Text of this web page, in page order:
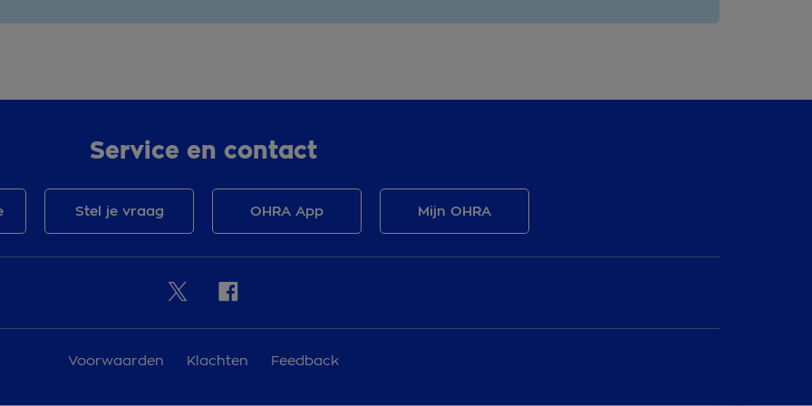
Service en contact
Stel je vraag OHRA App Mijn OHRA
Voorwaarden Klachten Feedback